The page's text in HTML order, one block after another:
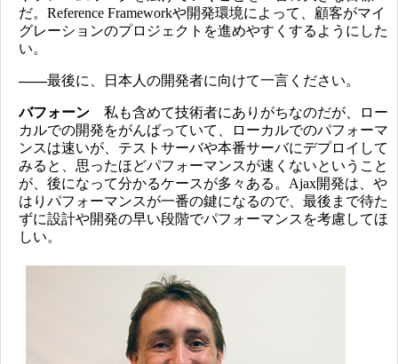
だ。Reference Frameworkや開発環境によって、顧客がマイ
グレーションのプロジェクトを進めやすくするようにした
い。
――最後に、日本人の開発者に向けて一言ください。
バフォーン 私も含めて技術者にありがちなのだが、ロー
カルでの開発をがんばっていて、ローカルでのパフォーマ
ンスは速いが、テストサーバや本番サーバにデプロイして
みると、思ったほどパフォーマンスが速くないということ
が、後になって分かるケースが多々ある。Ajax開発は、や
はりパフォーマンスが一番の鍵になるので、最後まで待た
ずに設計や開発の早い段階でパフォーマンスを考慮してほ
しい。